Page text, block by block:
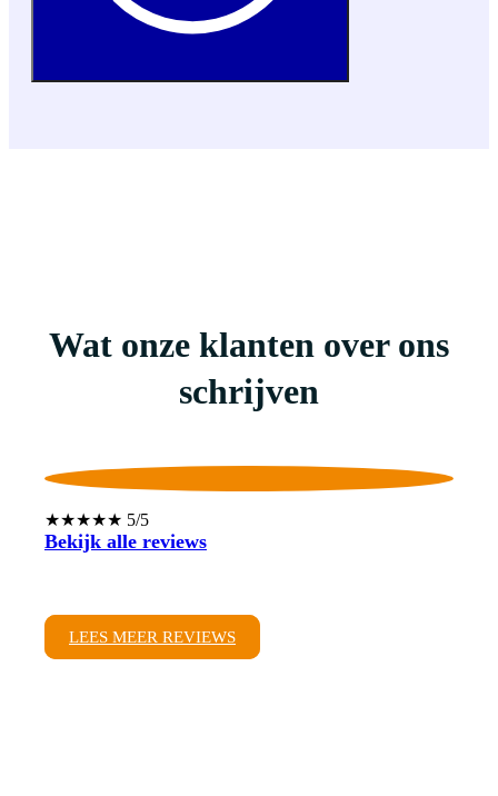
Wat onze klanten over ons
schrijven
★★★★★ 5/5
Bekijk alle reviews
LEES MEER REVIEWS